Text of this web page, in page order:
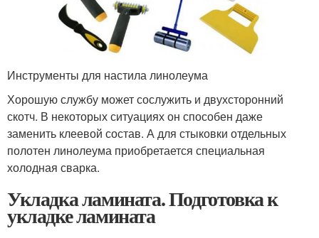
Инструменты для настила линолеума
Хорошую службу может сослужить и двухсторонний
скотч. В некоторых ситуациях он способен даже
заменить клеевой состав. А для стыковки отдельных
полотен линолеума приобретается специальная
холодная сварка.
Укладка ламината. Подготовка к
укладке ламината